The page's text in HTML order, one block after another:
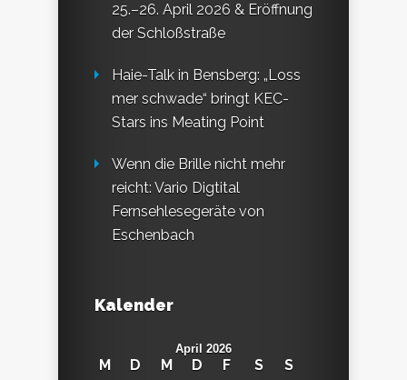
25.–26. April 2026 & Eröffnung
der Schloßstraße
Haie-Talk in Bensberg: „Loss
mer schwade“ bringt KEC-
Stars ins Meating Point
Wenn die Brille nicht mehr
reicht: Vario Digtital
Fernsehlesegeräte von
Eschenbach
Kalender
April 2026
M D M D F S
S